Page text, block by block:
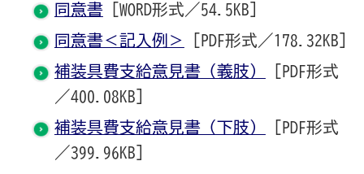
同意書[WORD形式／54.5KB]
同意書＜記入例＞
[PDF形式／178.32KB]
補装具費支給意見書（義肢）
[PDF形式
／400.08KB]
補装具費支給意見書（下肢）
[PDF形式
／399.96KB]